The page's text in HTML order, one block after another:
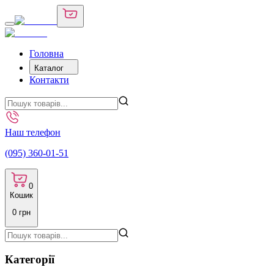
Головна
Каталог
Контакти
Наш телефон
(095) 360-01-51
0
Кошик
0 грн
Категорії